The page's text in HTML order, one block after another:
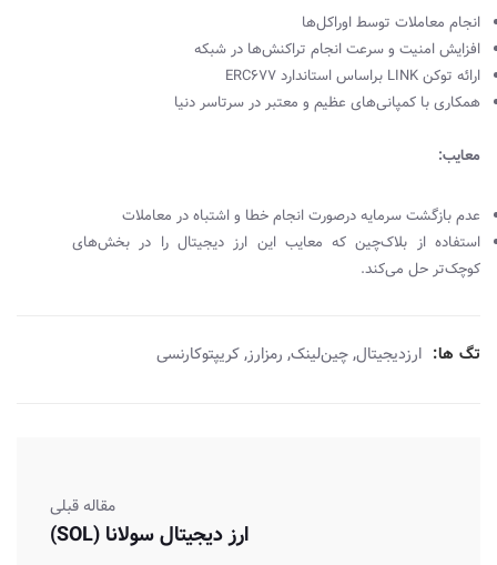
انجام معاملات توسط اوراکل‌ها
افزایش امنیت و سرعت انجام تراکنش‌ها در شبکه
ارائه توکنLINK بر‌اساس استانداردERC677
همکاری با کمپانی‌های عظیم و معتبر در سرتاسر دنیا
معایب:
عدم بازگشت سرمایه در‌صورت انجام خطا و اشتباه در معاملات
استفاده از بلاک‌چین که معایب این ارز دیجیتال را در بخش‌های
کوچک‌تر حل می‌کند.
تگ ها: ارزدیجیتال,چین‌لینک, رمزارز,کریپتوکارنسی
مقاله قبلی
ارز دیجیتال سولانا (SOL)